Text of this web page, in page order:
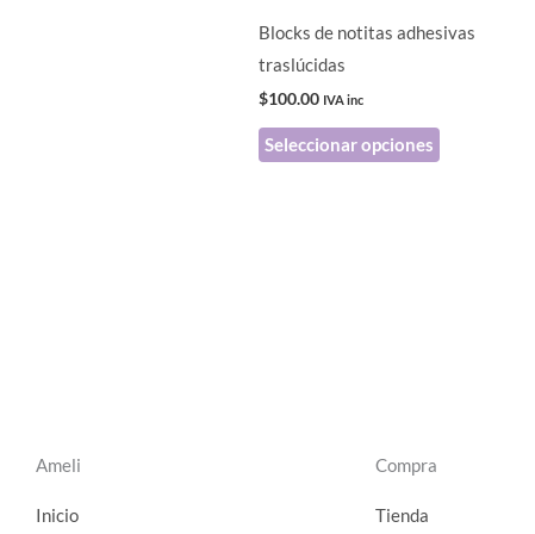
Blocks de notitas adhesivas
traslúcidas
$100.00 IVA inc
Seleccionar opciones
Ameli
Inicio
Compra
Tienda